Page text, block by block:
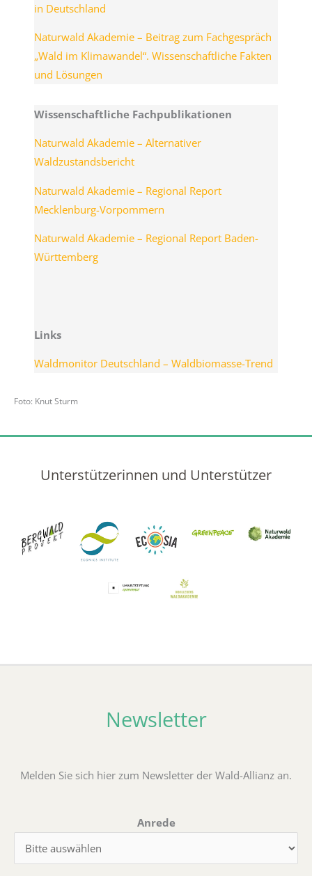
in Deutschland
Naturwald Akademie – Beitrag zum Fachgespräch
„Wald im Klimawandel“. Wissenschaftliche Fakten
und Lösungen
Wissenschaftliche Fachpublikationen
Naturwald Akademie – Alternativer
Waldzustandsbericht
Naturwald Akademie – Regional Report
Mecklenburg-Vorpommern
Naturwald Akademie – Regional Report Baden-
Württemberg
Links
Waldmonitor Deutschland – Waldbiomasse-Trend
Foto: Knut Sturm
Unterstützerinnen und Unterstützer
Newsletter
Melden Sie sich hier zum Newsletter der Wald-Allianz an.
Anrede